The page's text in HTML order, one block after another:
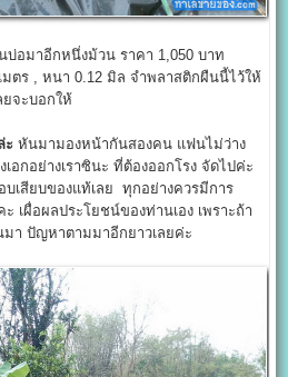
มาอีกหนึ่งม้วน ราคา 1,050 บาท
มตร , หนา 0.12 มิล จำพลาสติกผืนนี้ไว้ให้
ยจะบอกให้
ะ หันมามองหน้ากันสองคน แฟนไม่ว่าง
อกอย่างเราซินะ ที่ต้องออกโรง จัดไปค่ะ
บเสียบของแท้เลย ทุกอย่างควรมีการ
เผื่อผลประโยชน์ของท่านเอง เพราะถ้า
า ปัญหาตามมาอีกยาวเลยค่ะ